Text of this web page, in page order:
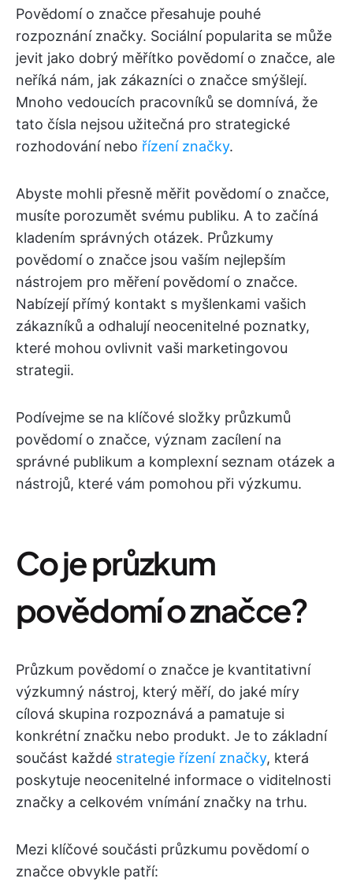
Povědomí o značce přesahuje pouhé
rozpoznání značky. Sociální popularita se může
jevit jako dobrý měřítko povědomí o značce, ale
neříká nám, jak zákazníci o značce smýšlejí.
Mnoho vedoucích pracovníků se domnívá, že
tato čísla nejsou užitečná pro strategické
rozhodování nebo řízení značky.
Abyste mohli přesně měřit povědomí o značce,
musíte porozumět svému publiku. A to začíná
kladením správných otázek. Průzkumy
povědomí o značce jsou vaším nejlepším
nástrojem pro měření povědomí o značce.
Nabízejí přímý kontakt s myšlenkami vašich
zákazníků a odhalují neocenitelné poznatky,
které mohou ovlivnit vaši marketingovou
strategii.
Podívejme se na klíčové složky průzkumů
povědomí o značce, význam zacílení na
správné publikum a komplexní seznam otázek a
nástrojů, které vám pomohou při výzkumu.
Co je průzkum
povědomí o značce?
Průzkum povědomí o značce je kvantitativní
výzkumný nástroj, který měří, do jaké míry
cílová skupina rozpoznává a pamatuje si
konkrétní značku nebo produkt. Je to základní
součást každé strategie řízení značky, která
poskytuje neocenitelné informace o viditelnosti
značky a celkovém vnímání značky na trhu.
Mezi klíčové součásti průzkumu povědomí o
značce obvykle patří: